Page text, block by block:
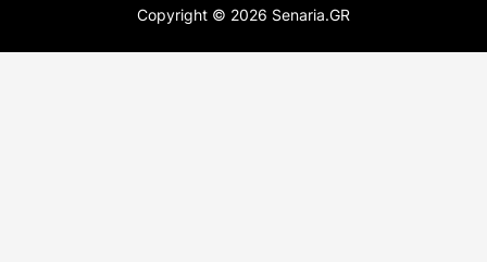
Copyright © 2026 Senaria.GR